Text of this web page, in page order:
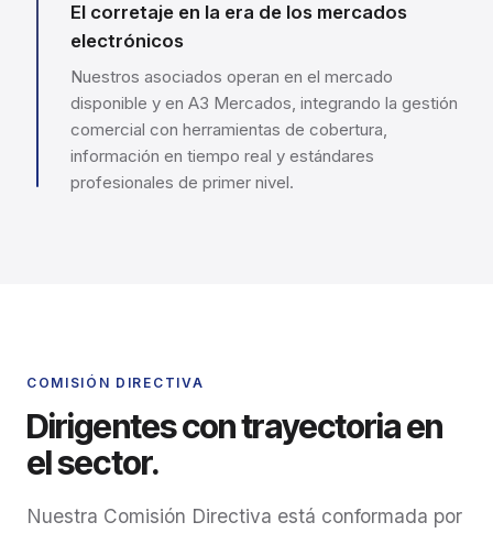
El corretaje en la era de los mercados
electrónicos
Nuestros asociados operan en el mercado
disponible y en A3 Mercados, integrando la gestión
comercial con herramientas de cobertura,
información en tiempo real y estándares
profesionales de primer nivel.
COMISIÓN DIRECTIVA
Dirigentes con trayectoria en
el sector.
Nuestra Comisión Directiva está conformada por